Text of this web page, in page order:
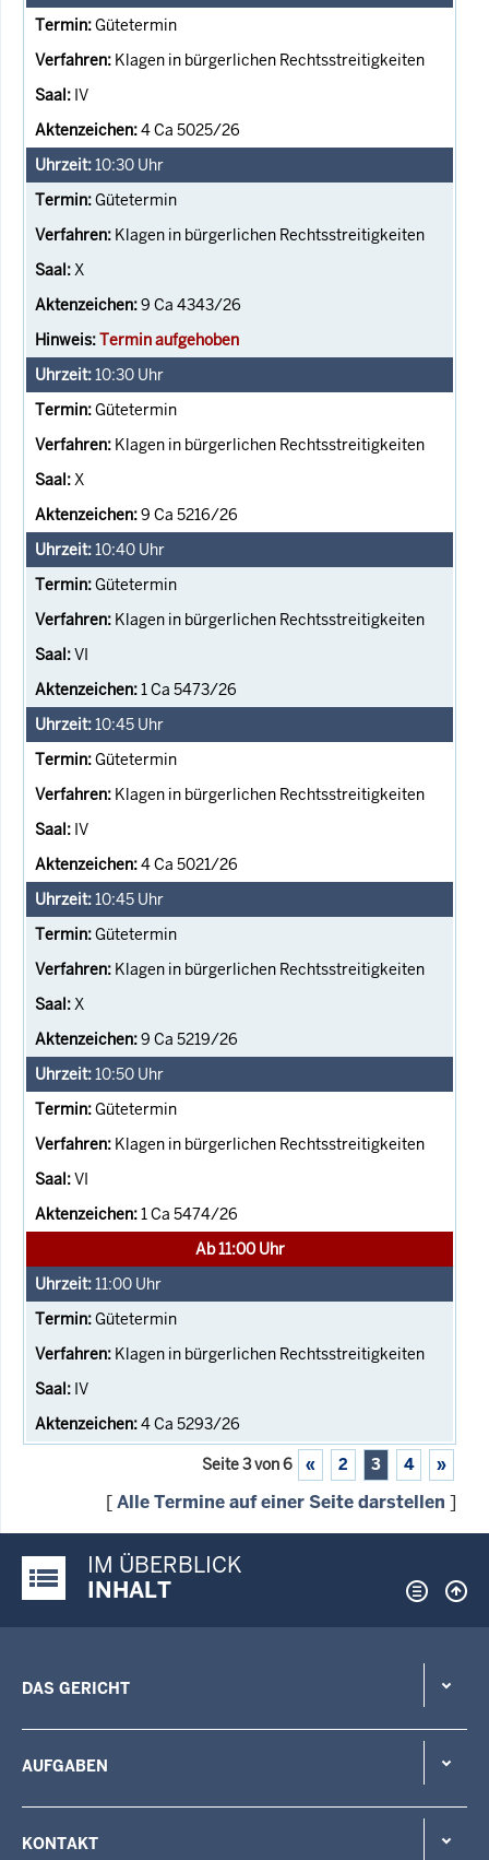
Gütetermin
Klagen in bürgerlichen Rechtsstreitigkeiten
IV
4 Ca 5025/26
10:30 Uhr
Gütetermin
Klagen in bürgerlichen Rechtsstreitigkeiten
X
9 Ca 4343/26
Termin aufgehoben
10:30 Uhr
Gütetermin
Klagen in bürgerlichen Rechtsstreitigkeiten
X
9 Ca 5216/26
10:40 Uhr
Gütetermin
Klagen in bürgerlichen Rechtsstreitigkeiten
VI
1 Ca 5473/26
10:45 Uhr
Gütetermin
Klagen in bürgerlichen Rechtsstreitigkeiten
IV
4 Ca 5021/26
10:45 Uhr
Gütetermin
Klagen in bürgerlichen Rechtsstreitigkeiten
X
9 Ca 5219/26
10:50 Uhr
Gütetermin
Klagen in bürgerlichen Rechtsstreitigkeiten
VI
1 Ca 5474/26
Ab 11:00 Uhr
11:00 Uhr
Gütetermin
Klagen in bürgerlichen Rechtsstreitigkeiten
IV
4 Ca 5293/26
Seite 3 von 6 « 2 3 4 »
[Alle Termine auf einer Seite darstellen ]
Justiz-Portal im Überblick:
IM ÜBERBLICK
INHALT
DAS GERICHT
AUFGABEN
KONTAKT